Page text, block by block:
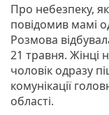
Про небезпеку,
повідомив мамі
Розмова
21 травня. Жінці
чоловік одразу
комунікації
області.